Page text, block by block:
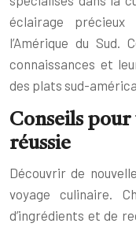
éclairage
l’Amérique du Sud.
connaissances et
des plats sud-
Conseils
réussie
Découvrir de
voyage culinaire.
d’ingrédients et de